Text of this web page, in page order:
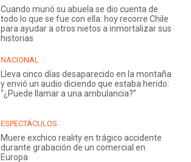
Cuando murió su abuela se dio cuenta de
todo lo que se fue con ella: hoy recorre Chile
para ayudar a otros nietos a inmortalizar sus
historias
NACIONAL
Lleva cinco días desaparecido en la montaña
y envió un audio diciendo que estaba herido:
“¿Puede llamar a una ambulancia?”
ESPECTÁCULOS
Muere exchico reality en trágico accidente
durante grabación de un comercial en
Europa